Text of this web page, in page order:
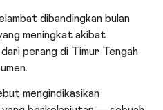
dibandingkan bulan
meningkat akibat
perang di Timur Tengah
mengindikasikan